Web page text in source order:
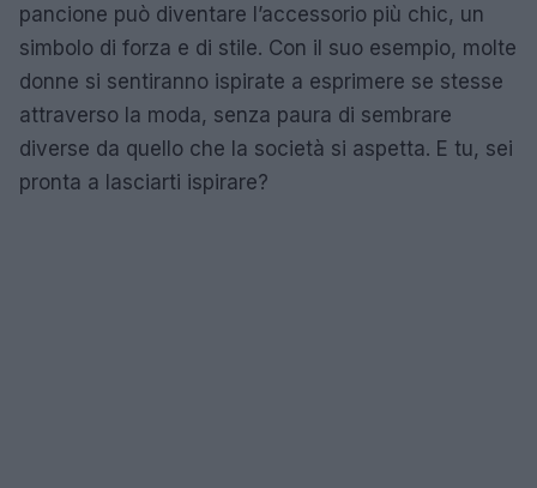
pancione può diventare l’accessorio più chic, un
simbolo di forza e di stile. Con il suo esempio, molte
donne si sentiranno ispirate a esprimere se stesse
attraverso la moda, senza paura di sembrare
diverse da quello che la società si aspetta. E tu, sei
pronta a lasciarti ispirare?